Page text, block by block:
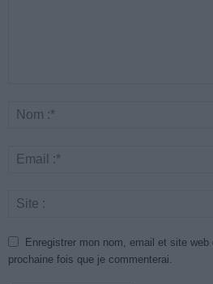
Enregistrer mon nom, email et site
prochaine fois que je commenterai.